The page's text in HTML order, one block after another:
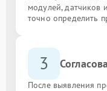
модулей, датчиков
точно определить
3
После выявления